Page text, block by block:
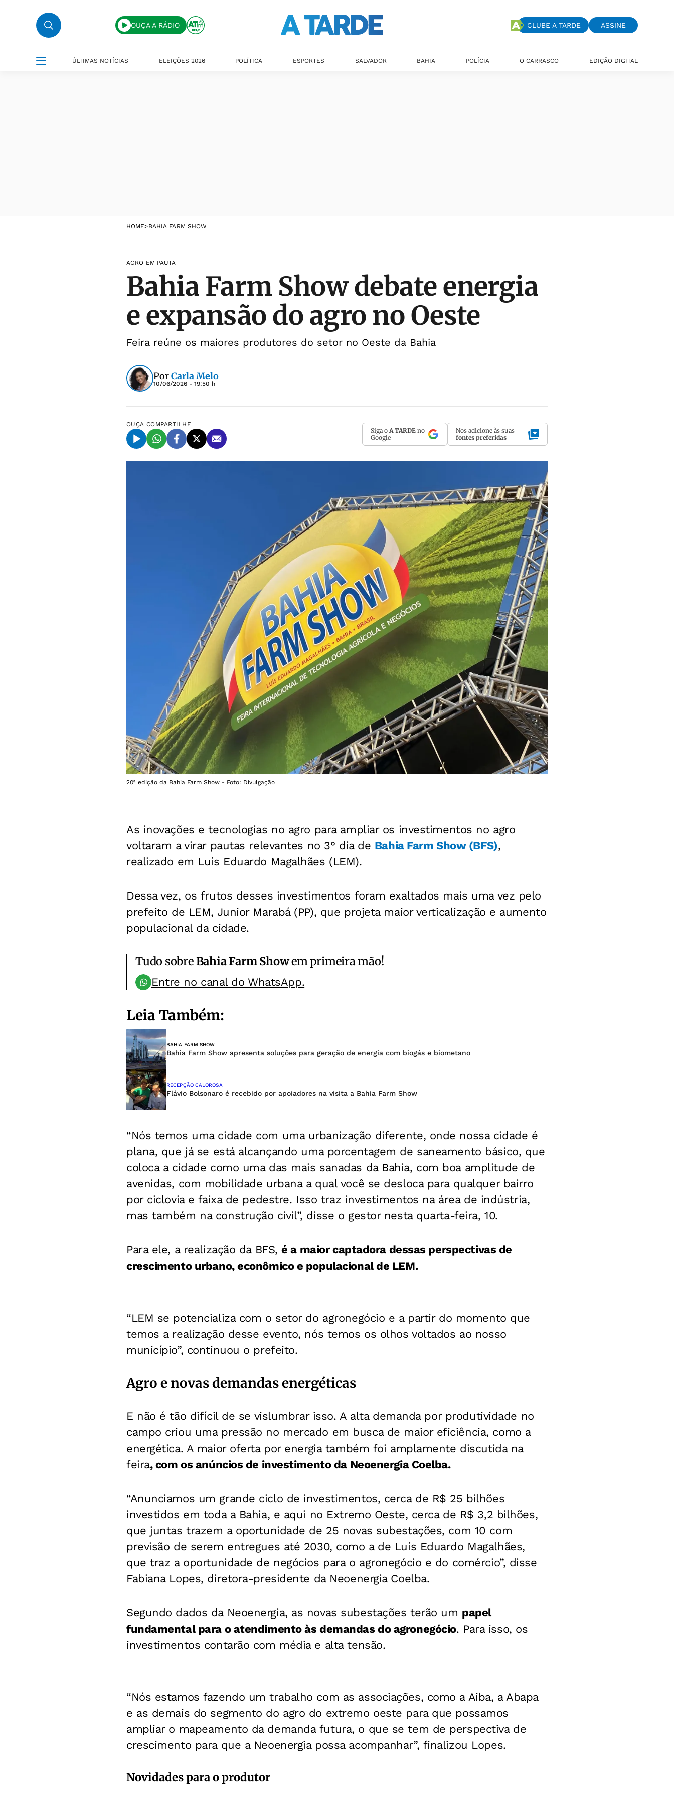
OUÇA A RÁDIO CLUBE A TARDE ASSINE
ÚLTIMAS NOTÍCIAS ELEIÇÕES 2026 POLÍTICA ESPORTES SALVADOR BAHIA POLÍCIA O CARRASCO EDIÇÃO DIGITAL
HOME>BAHIA FARM SHOW
AGRO EM PAUTA
Bahia Farm Show debate energia
e expansão do agro no Oeste
Feira reúne os maiores produtores do setor no Oeste da Bahia
PorCarla Melo
10/06/2026 - 19:50 h
OUÇA COMPARTILHE
Siga o A TARDE no
Google
Nos adicione às suas
fontes preferidas
20ª edição da Bahia Farm Show - Foto: Divulgação
As inovações e tecnologias no agro para ampliar os investimentos no agro
voltaram a virar pautas relevantes no 3° dia de Bahia Farm Show (BFS),
realizado em Luís Eduardo Magalhães (LEM).
Dessa vez, os frutos desses investimentos foram exaltados mais uma vez pelo
prefeito de LEM, Junior Marabá (PP), que projeta maior verticalização e aumento
populacional da cidade.
Tudo sobreBahia Farm Showem primeira mão!
Entre no canal do WhatsApp.
Leia Também:
BAHIA FARM SHOW
Bahia Farm Show apresenta soluções para geração de energia com biogás e biometano
RECEPÇÃO CALOROSA
Flávio Bolsonaro é recebido por apoiadores na visita a Bahia Farm Show
“Nós temos uma cidade com uma urbanização diferente, onde nossa cidade é
plana, que já se está alcançando uma porcentagem de saneamento básico, que
coloca a cidade como uma das mais sanadas da Bahia, com boa amplitude de
avenidas, com mobilidade urbana a qual você se desloca para qualquer bairro
por ciclovia e faixa de pedestre. Isso traz investimentos na área de indústria,
mas também na construção civil”, disse o gestor nesta quarta-feira, 10.
Para ele, a realização da BFS,é a maior captadora dessas perspectivas de
crescimento urbano, econômico e populacional de LEM.
“LEM se potencializa com o setor do agronegócio e a partir do momento que
temos a realização desse evento, nós temos os olhos voltados ao nosso
município”, continuou o prefeito.
Agro e novas demandas energéticas
E não é tão difícil de se vislumbrar isso. A alta demanda por produtividade no
campo criou uma pressão no mercado em busca de maior eficiência, como a
energética. A maior oferta por energia também foi amplamente discutida na
feira, com os anúncios de investimento da Neoenergia Coelba.
“Anunciamos um grande ciclo de investimentos, cerca de R$ 25 bilhões
investidos em toda a Bahia, e aqui no Extremo Oeste, cerca de R$ 3,2 bilhões,
que juntas trazem a oportunidade de 25 novas subestações, com 10 com
previsão de serem entregues até 2030, como a de Luís Eduardo Magalhães,
que traz a oportunidade de negócios para o agronegócio e do comércio”, disse
Fabiana Lopes, diretora-presidente da Neoenergia Coelba.
Segundo dados da Neoenergia, as novas subestações terão um papel
fundamental para o atendimento às demandas do agronegócio. Para isso, os
investimentos contarão com média e alta tensão.
“Nós estamos fazendo um trabalho com as associações, como a Aiba, a Abapa
e as demais do segmento do agro do extremo oeste para que possamos
ampliar o mapeamento da demanda futura, o que se tem de perspectiva de
crescimento para que a Neoenergia possa acompanhar”, finalizou Lopes.
Novidades para o produtor